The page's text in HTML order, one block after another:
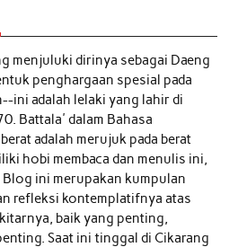
menjuluki dirinya sebagai Daeng
penghargaan spesial pada
ini adalah lelaki yang lahir di
Battala' dalam Bahasa
adalah merujuk pada berat
hobi membaca dan menulis ini,
ini merupakan kumpulan
refleksi kontemplatifnya atas
baik yang penting,
Saat ini tinggal di Cikarang